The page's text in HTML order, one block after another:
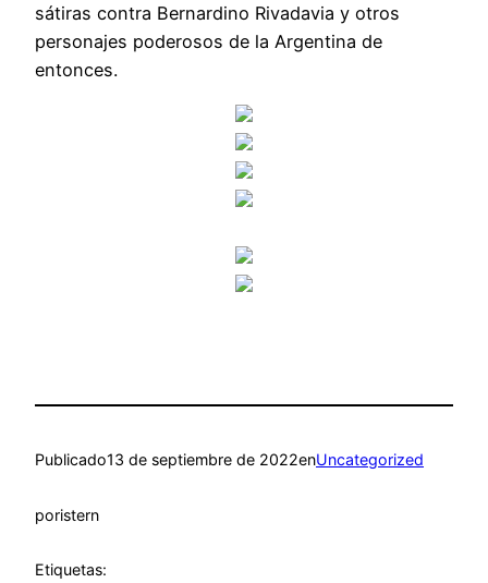
sátiras contra Bernardino Rivadavia y otros
personajes poderosos de la Argentina de
entonces.
Publicado13 de septiembre de 2022enUncategorized
poristern
Etiquetas: